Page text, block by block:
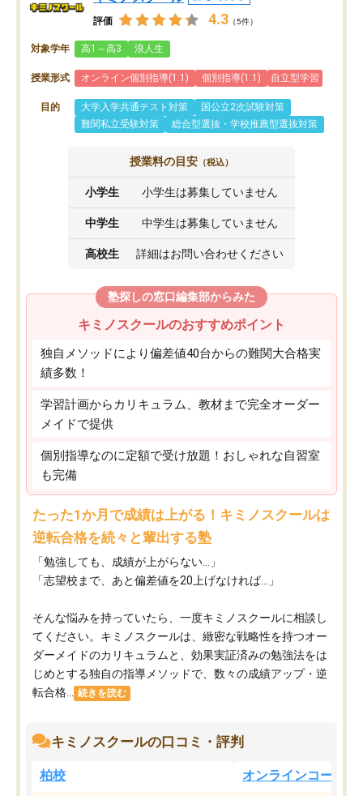
評価 4.3 （5件）
対象学年 高1～高3 浪人生
授業形式 オンライン個別指導(1:1) 個別指導(1:1) 自立型学習
目的 大学入学共通テスト対策
国公立2次試験対策
難関私立受験対策
総合型選抜・学校推薦型選抜対策
授業料の目安 （税込）
小学生 小学生は募集していません
中学生 中学生は募集していません
高校生 詳細はお問い合わせください
塾探しの窓口編集部からみた
キミノスクールのおすすめポイント
独自メソッドにより偏差値40台からの難関大合格実
績多数！
学習計画からカリキュラム、教材まで完全オーダー
メイドで提供
個別指導なのに定額で受け放題！おしゃれな自習室
も完備
たった1か月で成績は上がる！キミノスクールは
逆転合格を続々と輩出する塾
「勉強しても、成績が上がらない…」
「志望校まで、あと偏差値を20上げなければ…」
そんな悩みを持っていたら、一度キミノスクールに相談し
てください。キミノスクールは、緻密な戦略性を持つオー
ダーメイドのカリキュラムと、効果実証済みの勉強法をは
じめとする独自の指導メソッドで、数々の成績アップ・逆
転合格...
続きを読む
キミノスクールの口コミ・評判
柏校 オンラインコース